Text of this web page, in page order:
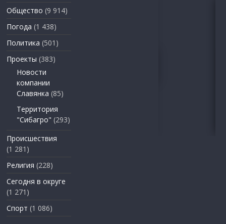
Общество (9 914)
Погода (1 438)
Политика (501)
Проекты (383)
Новости
компании
Славянка (85)
Территория
"Сибагро" (293)
Происшествия
(1 281)
Религия (228)
Сегодня в округе
(1 271)
Спорт (1 086)